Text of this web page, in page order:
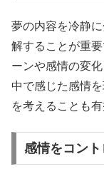
夢の内容を冷静
解することが重
ーンや感情の変
中で感じた感情
を考えることも有
感情をコン